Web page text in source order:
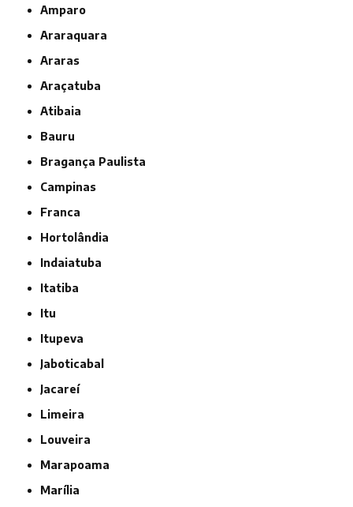
Amparo
Araraquara
Araras
Araçatuba
Atibaia
Bauru
Bragança Paulista
Campinas
Franca
Hortolândia
Indaiatuba
Itatiba
Itu
Itupeva
Jaboticabal
Jacareí
Limeira
Louveira
Marapoama
Marília